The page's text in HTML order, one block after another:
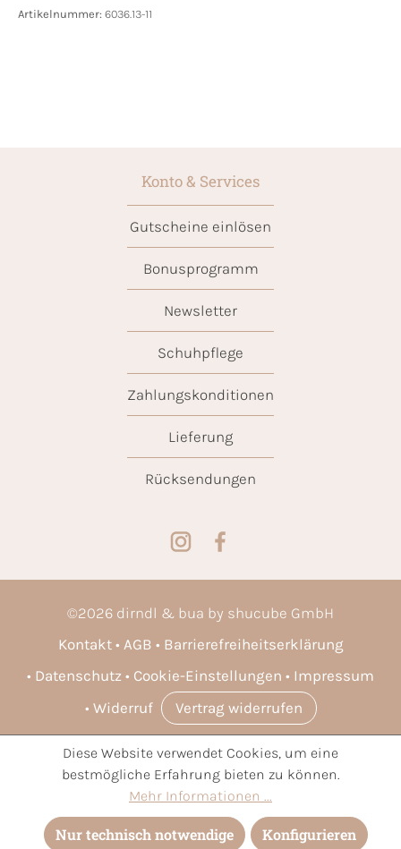
Artikelnummer: 6036.13-11
Konto & Services
Gutscheine einlösen
Bonusprogramm
Newsletter
Schuhpflege
Zahlungskonditionen
Lieferung
Rücksendungen
©2026 dirndl & bua by shucube GmbH
Kontakt
AGB
Barrierefreiheitserklärung
Datenschutz
Cookie-Einstellungen
Impressum
Widerruf
Vertrag widerrufen
* Alle Preise inkl. gesetzl. Mehrwertsteuer zzgl.Versandkosten
und ggf. Nachnahmegebühren, wenn nicht anders angegeben.
Diese Website verwendet Cookies, um eine
bestmögliche Erfahrung bieten zu können.
Mehr Informationen ...
Nur technisch notwendige Konfigurieren